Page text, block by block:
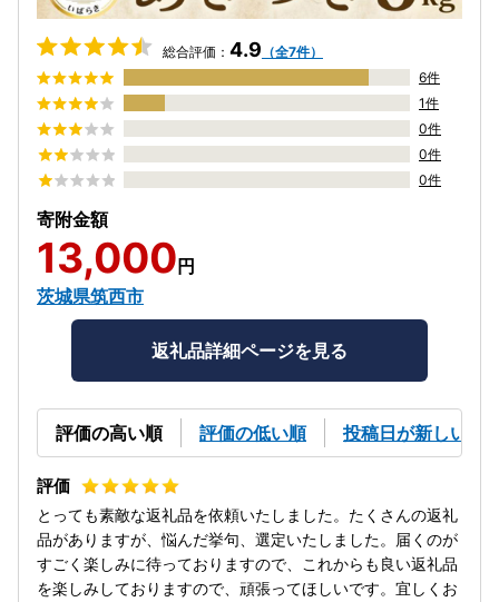
総合評価： 4.9 （全7件）
6件
1件
0件
0件
0件
寄附金額
13,000 円
茨城県筑西市
返礼品詳細ページを見る
評価の高い順 評価の低い順 投稿日が新しい順
とっても素敵な返礼品を依頼いたしました。たくさんの返礼
品がありますが、悩んだ挙句、選定いたしました。届くのが
すごく楽しみに待っておりますので、これからも良い返礼品
を楽しみしておりますので、頑張ってほしいです。宜しくお